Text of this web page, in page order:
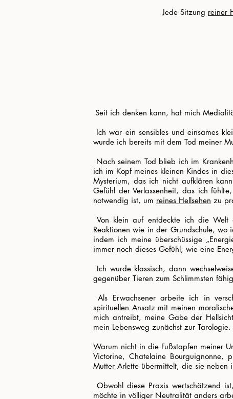
​ Jede Sitzung reiner
Seit ich denken kann, hat mich
Ich war ein sensibles und einsames
wurde ich bereits mit dem Tod meiner
Nach seinem Tod blieb ich im
ich im Kopf meines kleinen Kindes in
Mysterium, das ich nicht aufklären
Gefühl der Verlassenheit, das ich
notwendig ist, um reines Hellsehen zu
Von klein auf entdeckte ich die
Reaktionen wie in der Grundschule, wo
indem ich meine überschüssige
immer noch dieses Gefühl, wie eine
Ich wurde klassisch, dann
gegenüber Tieren zum Schlimmsten
Als Erwachsener arbeite ich in
spirituellen Ansatz mit meinen
mich antreibt, meine Gabe der
mein Lebensweg zunächst zur Tarologie.
Warum nicht in die Fußstapfen meiner
Victorine, Chatelaine Bourguignonne,
Mutter Arlette übermittelt, die sie neben
Obwohl diese Praxis wertschätzend
möchte in völliger Neutralität anders